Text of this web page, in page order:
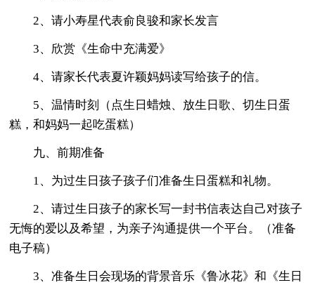
2、请小寿星代表俞良骏和家长发言
3、欣赏《生命中充满爱》
4、请家长代表夏许颖妈妈读写给孩子的信。
5、温情时刻（点生日蜡烛、放生日歌、切生日蛋
糕，和妈妈一起吃蛋糕）
九、前期准备
1、为过生日孩子孩子们准备生日蛋糕和礼物。
2、请过生日孩子的家长写一封书信表达自己对孩子
无悔的爱以及希望，为亲子沟通提供一个平台。（准备
电子稿）
3、准备生日会现场的背景音乐《鲁冰花》和《生日